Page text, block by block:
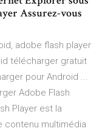
Assurez-vous
adobe flash player
télécharger gratuit
pour Android ...
Adobe Flash
Player est la
contenu multimédia